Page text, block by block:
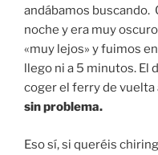
andábamos buscando.
noche y era muy
«muy lejos» y fuimos
llego ni a 5 minutos. El
coger el ferry de vuelta
sin problema.
Eso sí, si queréis